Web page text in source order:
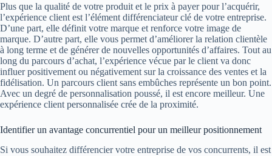
Plus que la qualité de votre produit et le prix à payer pour l’acquérir,
l’expérience client est l’élément différenciateur clé de votre entreprise.
D’une part, elle définit votre marque et renforce votre image de
marque. D’autre part, elle vous permet d’améliorer la relation clientèle
à long terme et de générer de nouvelles opportunités d’affaires. Tout au
long du parcours d’achat, l’expérience vécue par le client va donc
influer positivement ou négativement sur la croissance des ventes et la
fidélisation. Un parcours client sans embûches représente un bon point.
Avec un degré de personnalisation poussé, il est encore meilleur. Une
expérience client personnalisée crée de la proximité.
Identifier un avantage concurrentiel pour un meilleur positionnement
Si vous souhaitez différencier votre entreprise de vos concurrents, il est